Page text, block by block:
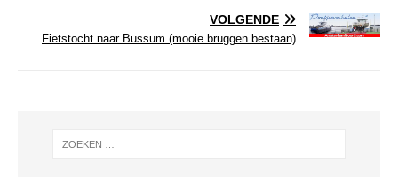
VOLGENDE
Fietstocht naar Bussum (mooie bruggen bestaan)